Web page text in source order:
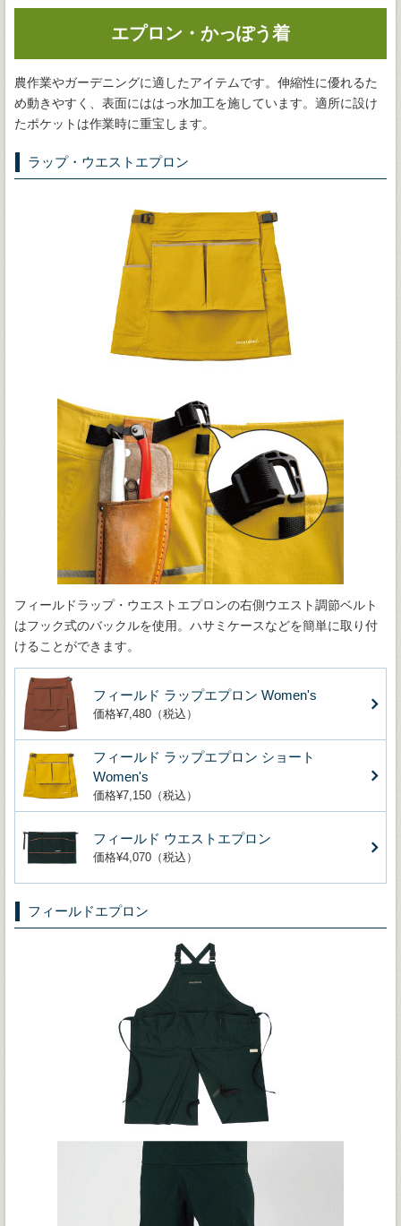
エプロン・かっぽう着
農作業やガーデニングに適したアイテムです。伸縮性に優れるた
め動きやすく、表面にははっ水加工を施しています。適所に設け
たポケットは作業時に重宝します。
ラップ・ウエストエプロン
フィールドラップ・ウエストエプロンの右側ウエスト調節ベルト
はフック式のバックルを使用。ハサミケースなどを簡単に取り付
けることができます。
フィールド ラップエプロン Women's
価格¥7,480（税込）
フィールド ラップエプロン ショート
Women's
価格¥7,150（税込）
フィールド ウエストエプロン
価格¥4,070（税込）
フィールドエプロン